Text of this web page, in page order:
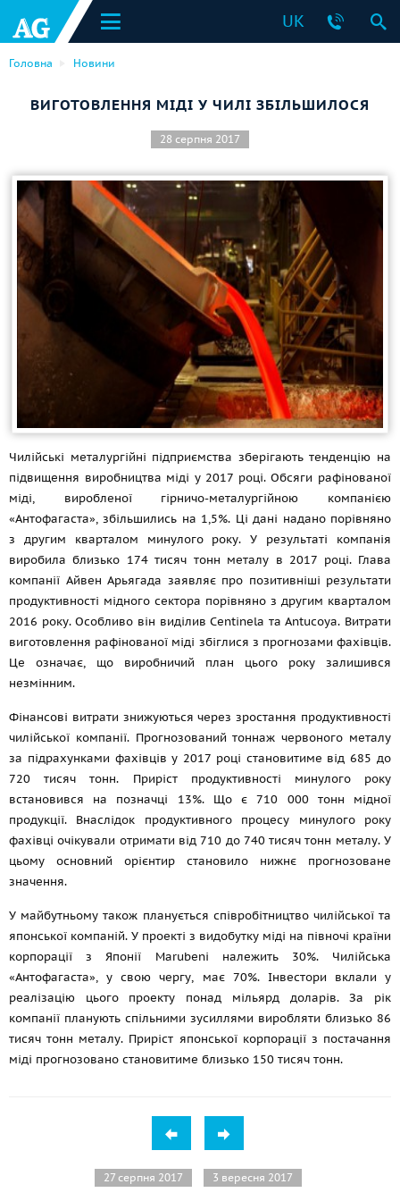
UK
Головна Новини
ВИГОТОВЛЕННЯ МІДІ У ЧИЛІ ЗБІЛЬШИЛОСЯ
28 серпня 2017
Чилійські металургійні підприємства зберігають тенденцію на
підвищення виробництва міді у 2017 році. Обсяги рафінованої
міді, виробленої гірничо-металургійною компанією
«Антофагаста», збільшились на 1,5%. Ці дані надано порівняно
з другим кварталом минулого року. У результаті компанія
виробила близько 174 тисяч тонн металу в 2017 році. Глава
компанії Айвен Арьягада заявляє про позитивніші результати
продуктивності мідного сектора порівняно з другим кварталом
2016 року. Особливо він виділив Centinela та Antucoya. Витрати
виготовлення рафінованої міді збіглися з прогнозами фахівців.
Це означає, що виробничий план цього року залишився
незмінним.
Фінансові витрати знижуються через зростання продуктивності
чилійської компанії. Прогнозований тоннаж червоного металу
за підрахунками фахівців у 2017 році становитиме від 685 до
720 тисяч тонн. Приріст продуктивності минулого року
встановився на позначці 13%. Що є 710 000 тонн мідної
продукції. Внаслідок продуктивного процесу минулого року
фахівці очікували отримати від 710 до 740 тисяч тонн металу. У
цьому основний орієнтир становило нижнє прогнозоване
значення.
У майбутньому також планується співробітництво чилійської та
японської компаній. У проекті з видобутку міді на півночі країни
корпорації з Японії Marubeni належить 30%. Чилійська
«Антофагаста», у свою чергу, має 70%. Інвестори вклали у
реалізацію цього проекту понад мільярд доларів. За рік
компанії планують спільними зусиллями виробляти близько 86
тисяч тонн металу. Приріст японської корпорації з постачання
міді прогнозовано становитиме близько 150 тисяч тонн.
27 серпня 2017 3 вересня 2017